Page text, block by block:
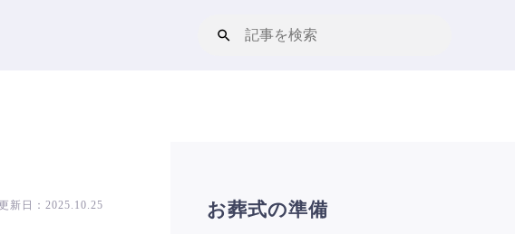
新日：2025.10.25 お葬式の準備